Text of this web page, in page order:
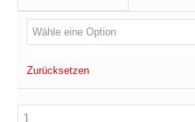
Zurücksetzen
Displayschutz